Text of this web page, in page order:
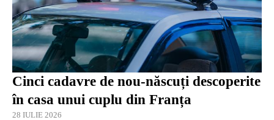
Cinci cadavre de nou-născuți descoperite
în casa unui cuplu din Franța
28 IULIE 2026